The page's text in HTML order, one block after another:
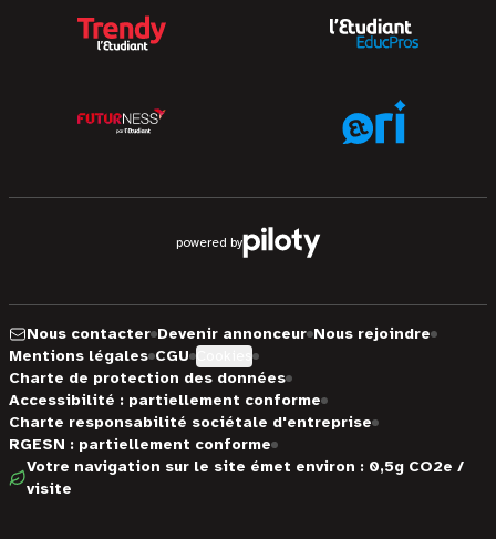
powered by
Nous contacter Devenir annonceur Nous rejoindre
Mentions légales CGU
Charte de protection des données
Accessibilité : partiellement conforme
Charte responsabilité sociétale d'entreprise
RGESN : partiellement conforme
Votre navigation sur le site émet environ : 0,5g CO2e /
visite